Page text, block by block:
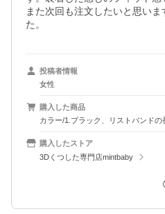
また次回も注文したいと思い
た。
投稿者情報
女性
購入した商品
カラー/1.ブラック、リストバンドの
購入したストア
3Dくつした専門店mintbaby